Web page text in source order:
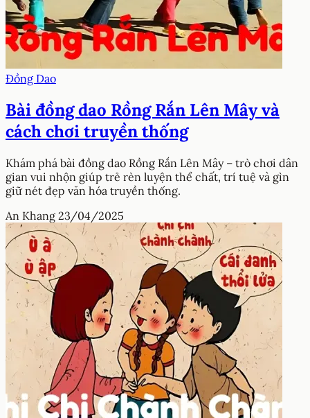
Đồng Dao
Bài đồng dao Rồng Rắn Lên Mây và
cách chơi truyền thống
Khám phá bài đồng dao Rồng Rắn Lên Mây – trò chơi dân
gian vui nhộn giúp trẻ rèn luyện thể chất, trí tuệ và gìn
giữ nét đẹp văn hóa truyền thống.
An Khang 23/04/2025